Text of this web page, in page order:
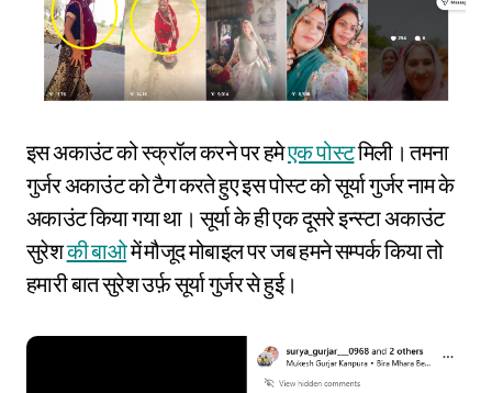
इस अकाउंट को स्क्रॉल करने पर हमेएक पोस्टमिली। तमना
गुर्जर अकाउंट को टैग करते हुए इस पोस्ट को सूर्या गुर्जर नाम के
अकाउंट किया गया था। सूर्या के ही एक दूसरे इन्स्टा अकाउंट
सुरेशकी बाओमें मौजूद मोबाइल पर जब हमने सम्पर्क किया तो
हमारी बात सुरेश उर्फ़ सूर्या गुर्जर से हुई।